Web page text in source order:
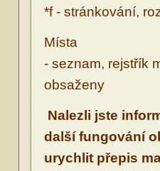
*f - stránkování,
Místa
- seznam, rejstřík
obsaženy
Nalezli jste
další fungování
urychlit přepis